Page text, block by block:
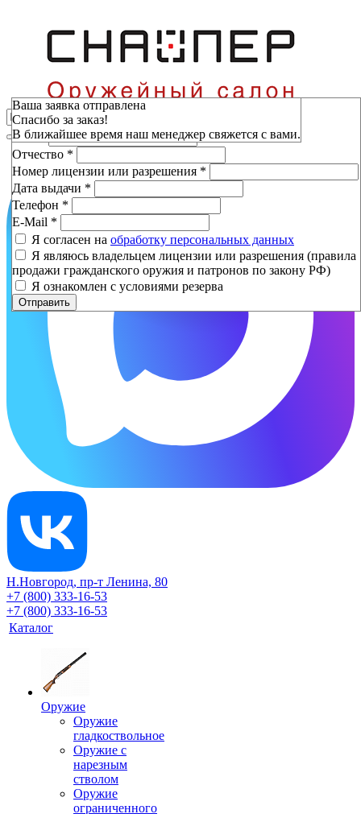
Н.Новгород, пр-т Ленина, 80
+7 (800) 333-16-53
+7 (800) 333-16-53
Каталог
Оружие
Оружие
гладкоствольное
Оружие с
нарезным
стволом
Оружие
ограниченного
Зарезервировать
Фамилия*
Имя*
Отчество *
Номер лицензии или разрешения *
Дата выдачи *
Телефон *
E-Mail *
Я согласен на обработку персональных данных
Я являюсь владельцем лицензии или разрешения (правила
продажи гражданского оружия и патронов по закону РФ)
Я ознакомлен с условиями резерва
Отправить
Ваша заявка отправлена
Спасибо за заказ!
В ближайшее время наш менеджер свяжется с вами.